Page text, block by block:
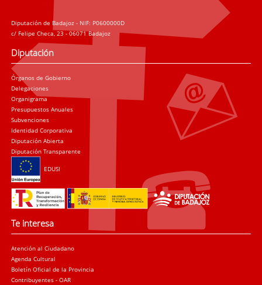
Diputación de Badajoz - NIF: P0600000D
c/ Felipe Checa, 23 - 06071 Badajoz
Diputación
Órganos de Gobierno
Delegaciones
Organigrama
Presupuestos Anuales
Subvenciones
Identidad Corporativa
Diputación Abierta
Diputación Transparente
EDUSI
Te interesa
Atención al Ciudadano
Agenda Cultural
Boletín Oficial de la Provincia
Contribuyentes - OAR